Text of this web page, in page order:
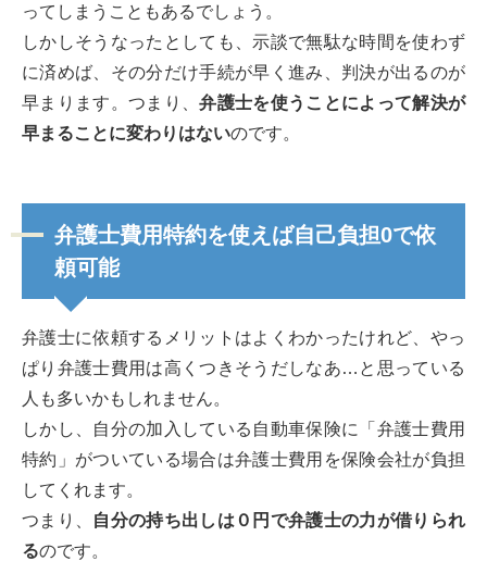
ってしまうこともあるでしょう。
しかしそうなったとしても、示談で無駄な時間を使わず
に済めば、その分だけ手続が早く進み、判決が出るのが
早まります。つまり、弁護士を使うことによって解決が
早まることに変わりはないのです。
弁護士費用特約を使えば自己負担0で依
頼可能
弁護士に依頼するメリットはよくわかったけれど、やっ
ぱり弁護士費用は高くつきそうだしなあ…と思っている
人も多いかもしれません。
しかし、自分の加入している自動車保険に「弁護士費用
特約」がついている場合は弁護士費用を保険会社が負担
してくれます。
つまり、 自分の持ち出しは０円で弁護士の力が借りられ
るのです。